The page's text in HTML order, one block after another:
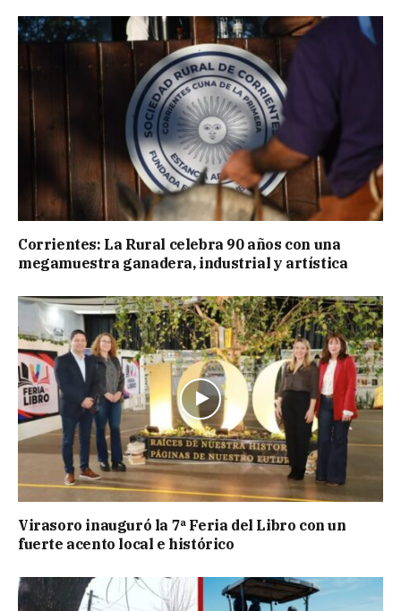
Corrientes: La Rural celebra 90 años con una
megamuestra ganadera, industrial y artística
Virasoro inauguró la 7ª Feria del Libro con un
fuerte acento local e histórico